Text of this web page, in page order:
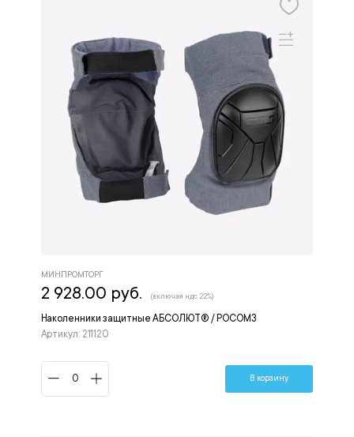
Наколенники защитные АБСОЛЮТ® / РОСОМЗ
Артикул: 211120
МИНПРОМТОРГ
2 928.00 руб. (включая ндс 22%)
В корзину